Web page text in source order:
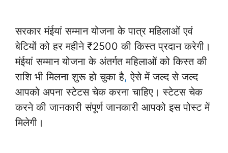
सरकार मंईयां सम्मान योजना के पात्र महिलाओं एवं
बेटियों को हर महीने ₹2500 की किस्त प्रदान करेगी।
मंईयां सम्मान योजना के अंतर्गत महिलाओं को किस्त की
राशि भी मिलना शुरू हो चुका है, ऐसे में जल्द से जल्द
आपको अपना स्टेटस चेक करना चाहिए। स्टेटस चेक
करने की जानकारी संपूर्ण जानकारी आपको इस पोस्ट में
मिलेगी।